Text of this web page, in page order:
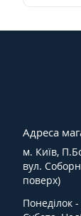
Адреса
м. Київ,
вул.
поверх)
Понеділок